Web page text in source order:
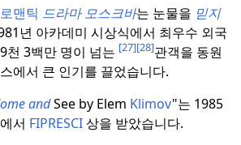
맨틱 드라마 모스크바는 눈물을 믿지
년 아카데미 시상식에서 최우수 외국
천 3백만 명이 넘는 [27][28]관객을 동원
에서 큰 인기를 끌었습니다.
andSee by Elem Klimov"는 1985
서 FIPRESCI상을 받았습니다.